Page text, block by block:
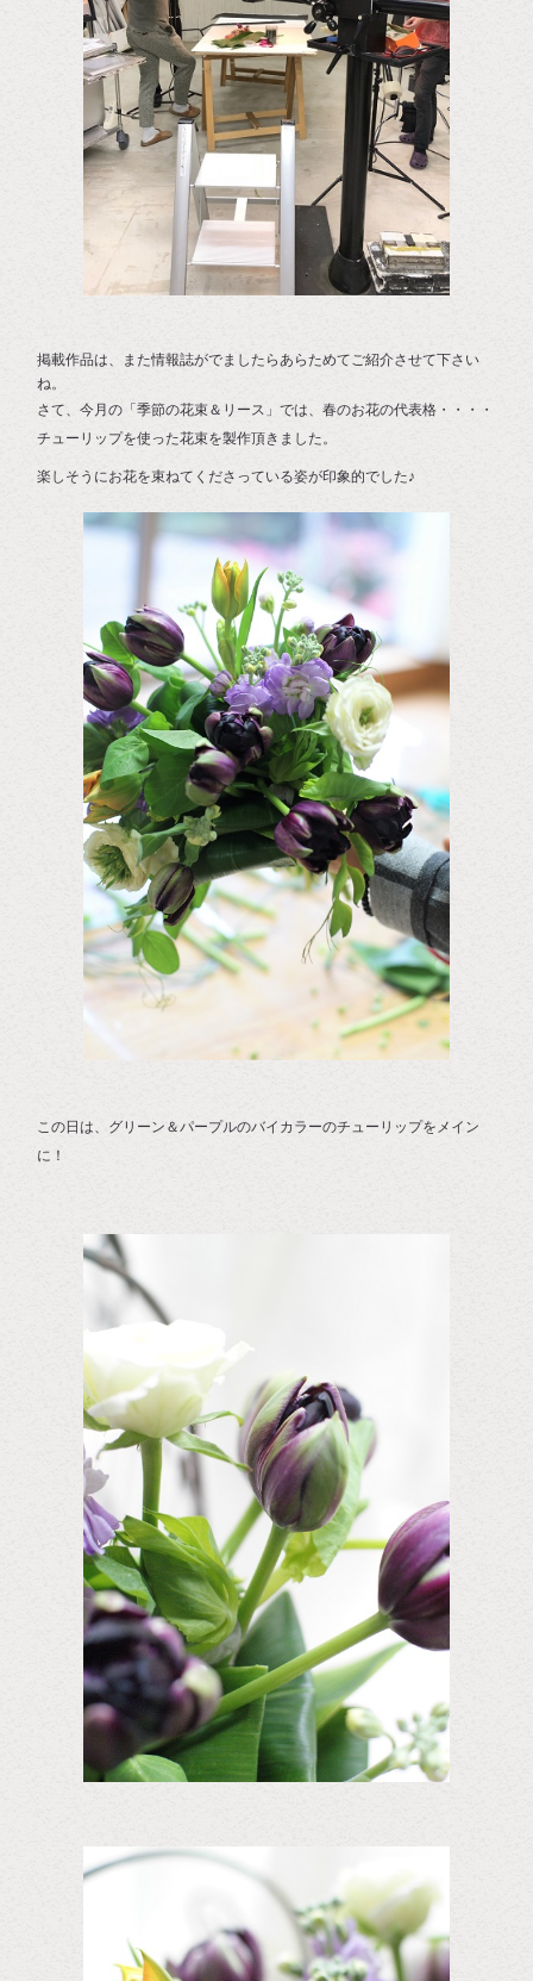
掲載作品は、また情報誌がでましたらあらためてご紹介させて下さい
ね。
さて、今月の「季節の花束＆リース」では、春のお花の代表格・・・・
チューリップを使った花束を製作頂きました。
楽しそうにお花を束ねてくださっている姿が印象的でした♪
この日は、グリーン＆パープルのバイカラーのチューリップをメイン
に！